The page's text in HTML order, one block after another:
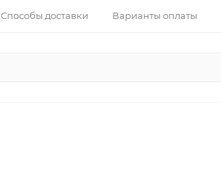
Способы доставки Варианты оплаты